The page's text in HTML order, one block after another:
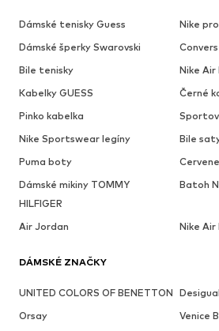
Dámské tenisky Guess
Nike
Dámské šperky Swarovski
Bile tenisky
Nike Air
Kabelky GUESS
Černé
Pinko kabelka
Nike Sportswear legíny
Bile
Puma boty
Dámské mikiny TOMMY
HILFIGER
Batoh
Air Jordan Nike Air
DÁMSKÉ ZNAČKY
UNITED COLORS OF BENETTON Desigual
Orsay
Venice